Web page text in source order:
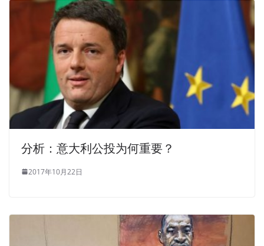
分析：意大利公投为何重要？
2017年10月22日